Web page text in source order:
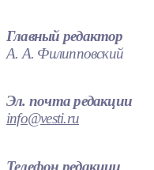
Главный редактор
А. А. Филипповский
Эл. почта редакции
info@vesti.ru
Телефон редакции